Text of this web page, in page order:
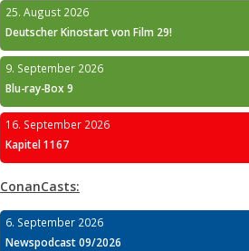
25. August 2026
Deutscher Kinostart von Film 29!
9. September 2026
Blu-ray-Box 9
16. September 2026
Kapitel 1167
ConanCasts:
6. September 2026
Newspodcast 09/2026